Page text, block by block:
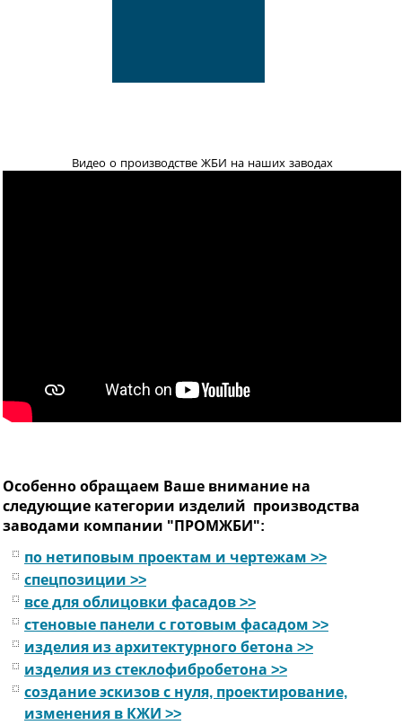
Видео о производстве ЖБИ на наших заводах
Особенно обращаем Ваше внимание на
следующие категории изделий производства
заводами компании "ПРОМЖБИ":
по нетиповым проектам и чертежам >>
спецпозиции >>
все для облицовки фасадов >>
стеновые панели с готовым фасадом >>
изделия из архитектурного бетона >>
изделия из стеклофибробетона >>
создание эскизов с нуля, проектирование,
изменения в КЖИ >>